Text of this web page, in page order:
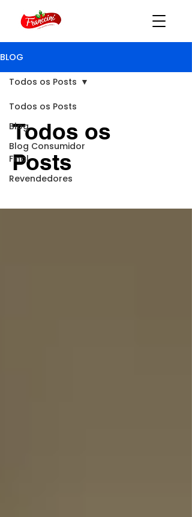
BLOG
Todos os Posts
Blog
Blog Consumidor
Final
Revendedores
Todos os Posts
Todos os
Posts